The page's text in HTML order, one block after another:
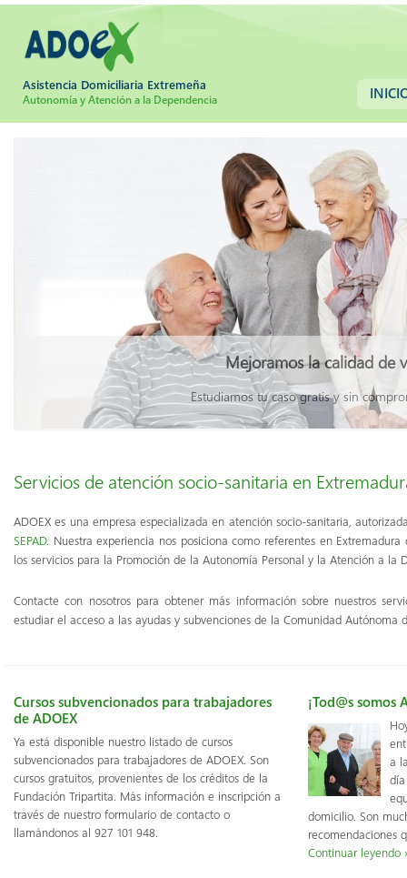
Asistencia Domiciliaria Extremeña
Autonomía y Atención a la Dependencia
Mejoramos la calidad de
Estudiamos tu caso gratis y sin
Servicios de atención socio-sanitaria en
ADOEX es una empresa especializada en atención socio-sanitaria,
SEPAD. Nuestra experiencia nos posiciona como referentes en
los servicios para la Promoción de la Autonomía Personal y la Atención a la
Contacte con nosotros para obtener más información sobre nuestros
estudiar el acceso a las ayudas y subvenciones de la Comunidad Autónoma
Cursos subvencionados para trabajadores
de ADOEX
Ya está disponible nuestro listado de cursos
subvencionados para trabajadores de ADOEX. Son
cursos gratuitos, provenientes de los créditos de la
Fundación Tripartita. Más información e inscripción a
través de nuestro formulario de contacto o
llamándonos al 927 101 948.
¡Tod@s somos
a
domicilio. Son
recomendaciones
Continuar leyendo